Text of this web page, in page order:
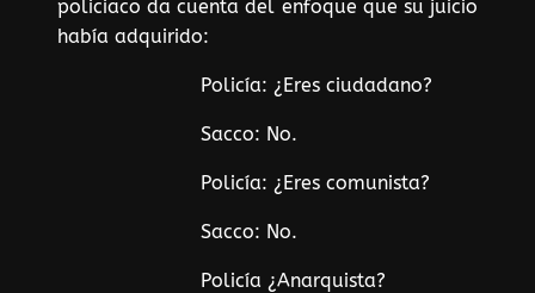
policiaco da cuenta del enfoque que su juicio
había adquirido:
Policía: ¿Eres ciudadano?
Sacco: No.
Policía: ¿Eres comunista?
Sacco: No.
Policía ¿Anarquista?